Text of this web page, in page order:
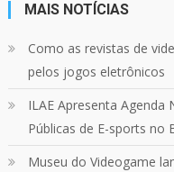
Quebrando o
Confira em nosso
Skull & Bones.
Mais em:
https://buff.ly/
MAIS NOTÍCIAS
Como as revistas de
pelos jogos eletrônicos
ILAE Apresenta Agenda
Públicas de E-sports no
Museu do Videogame